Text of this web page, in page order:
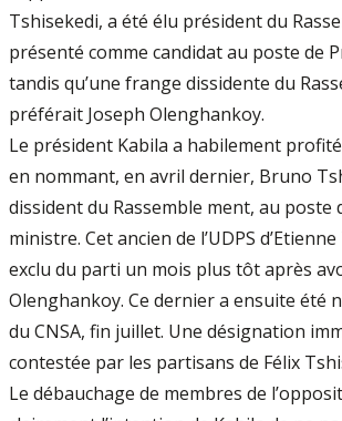
Tshisekedi, a été élu président du
présenté comme candi­dat au poste de
tandis qu’une frange dissidente du
préférait Joseph Olenghankoy.
Le président Kabila a habilement
en nommant, en avril dernier, Bruno
dissident du Rassemble­ ment, au poste
ministre. Cet an­cien de l’UDPS
exclu du parti un mois plus tôt après
Olenghankoy. Ce dernier a ensuite été
du CNSA, fin juillet. Une désignation
contestée par les partisans de Félix
Le débauchage de membres de